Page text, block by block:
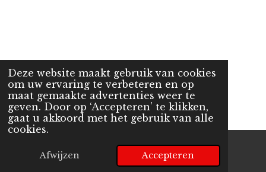
Deze website maakt gebruik van cookies
om uw ervaring te verbeteren en op
maat gemaakte advertenties weer te
geven. Door op ‘Accepteren’ te klikken,
gaat u akkoord met het gebruik van alle
cookies.
Afwijzen Accepteren
E-mailadres Telefoonnummer